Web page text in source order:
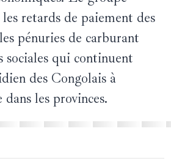
retards de paiement des
pénuries de carburant
sociales qui continuent
des Congolais à
les provinces.